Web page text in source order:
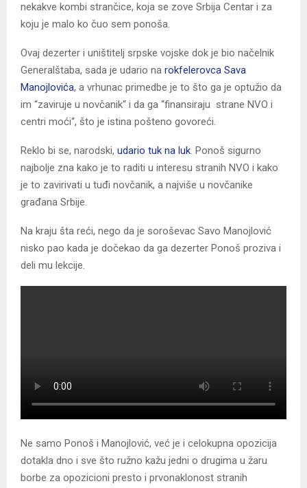
nekakve kombi strančice, koja se zove Srbija Centar i za
koju je malo ko čuo sem ponoša.
Ovaj dezerter i uništitelj srpske vojske dok je bio načelnik
Generalštaba, sada je udario na rokfelerovca Sava
Manojlovića, a vrhunac primedbe je to što ga je optužio da
im “zaviruje u novčanik“ i da ga “finansiraju strane NVO i
centri moći“, što je istina pošteno govoreći.
Reklo bi se, narodski, udario tuk na luk. Ponoš sigurno
najbolje zna kako je to raditi u interesu stranih NVO i kako
je to zavirivati u tuđi novčanik, a najviše u novčanike
građana Srbije.
Na kraju šta reći, nego da je soroševac Savo Manojlović
nisko pao kada je dočekao da ga dezerter Ponoš proziva i
deli mu lekcije.
Ne samo Ponoš i Manojlović, već je i celokupna opozicija
dotakla dno i sve što ružno kažu jedni o drugima u žaru
borbe za opozicioni presto i prvonaklonost stranih